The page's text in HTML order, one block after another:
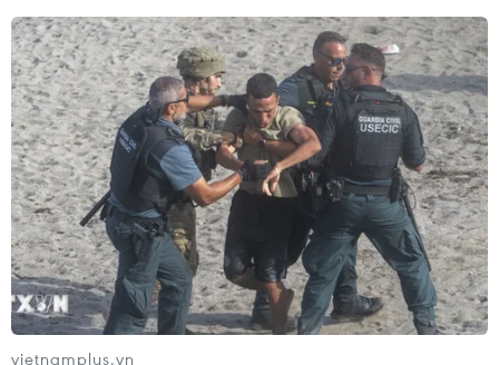
Kình ngư Ánh Viên giành 8 huy chương vàng tại SEA Games
28. (Ảnh: Quốc Khánh/TTXVN)
Chủ tịch nước Trương Tấn Sang đã gửi thư khen
ngợi Nguyễn Thị Ánh Viên, vận động viên bơi
lội đã giành được 8 huy chương vàng, phá 8 kỷ
lục tại SEA Games 28.
vietnamplus.vn